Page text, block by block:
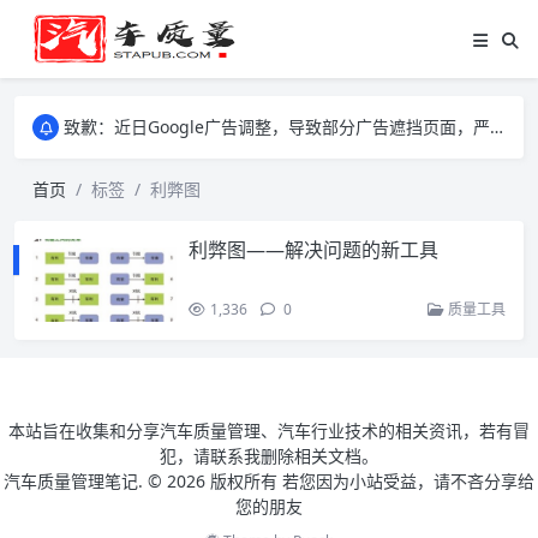
致歉：近日Google广告调整，导致部分广告遮挡页面，严重影响大家访问体验，将尽快调整完成，由此带来的不便，特意致歉！
致歉：近日Google广告调整，导致部分广告遮挡页面，严重影响大家访问体验，将尽快调整完成，由此带来的不便，特意致歉！
首页 标签 利弊图
利弊图——解决问题的新工具
1,336 0 质量工具
本站旨在收集和分享汽车质量管理、汽车行业技术的相关资讯，若有冒
犯，请联系我删除相关文档。
汽车质量管理笔记. © 2026 版权所有 若您因为小站受益，请不吝分享给
您的朋友